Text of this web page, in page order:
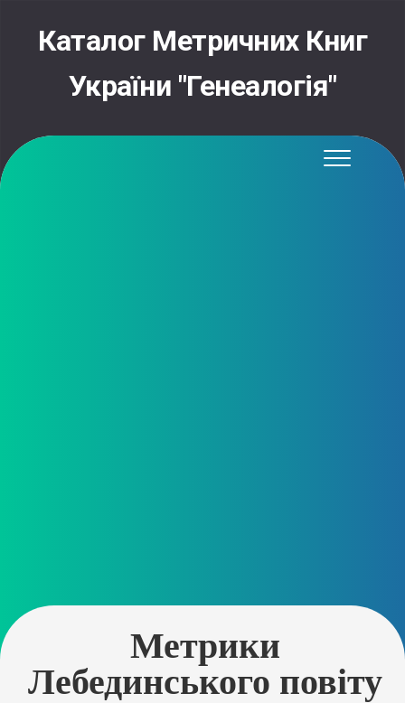
contentКаталог Метричних Книг
України "Генеалогія"
Метрики
Лебединського повіту